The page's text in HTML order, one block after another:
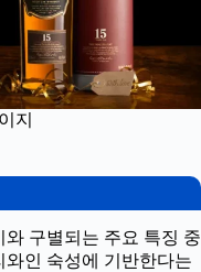
지
구별되는 주요 특징 중
인 숙성에 기반한다는